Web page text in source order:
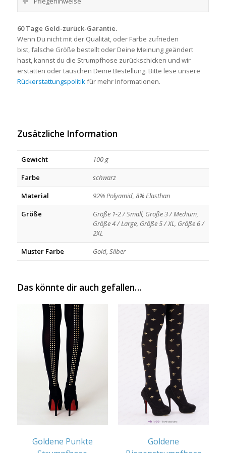
60 Tage Geld-zurück-Garantie.
Wenn Du nicht mit der Qualität, oder Farbe zufrieden
bist, falsche Größe bestellt oder Deine Meinung geändert
hast, kannst du die Strumpfhose zurückschicken und wir
erstatten oder tauschen Deine Bestellung. Bitte lese unsere
Rückerstattungspolitikfür mehr Informationen.
Zusätzliche Information
Gewicht
100 g
Farbe
schwarz
Material
92% Polyamid, 8% Elasthan
Größe
Größe 1-2 / Small, Größe 3 / Medium,
Größe 4 / Large, Größe 5 / XL, Größe 6 /
2XL
Muster Farbe
Gold, Silber
Das könnte dir auch gefallen…
Goldene Punkte
Goldene